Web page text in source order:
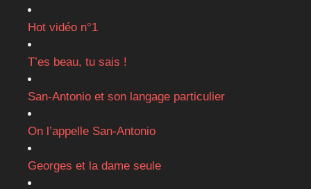
Hot vidéo n°1
T’es beau, tu sais !
San-Antonio et son langage particulier
On l’appelle San-Antonio
Georges et la dame seule